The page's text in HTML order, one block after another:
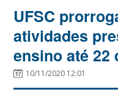
UFSC
atividades
ensino até 22
10/11/2020 12:01